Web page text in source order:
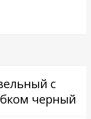
с
черный